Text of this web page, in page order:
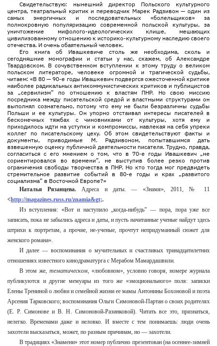
Свидетельствую: нынешний директор Польского культурного
центра, театральный критик и переводчик Марек Радзивон — один из
самых энергичных и последовательных «болельщиков» за
полнокровную популяризацию современной польской культуры, за
уничтожение мифолого-идеологических клише, мешающих
цивилизованному отношению к историко-культурному наследию своего
отечества. И очень обаятельный человек.
Его книга об Ивашкевиче столь же необходима, сколь и
сегодняшние монографии и статьи у нас, скажем, об Александре
Твардовском. В сочувственном вступлении к этому труду о великом
польском литераторе, человеке огромной и трагической судьбы,
читаем: «В 80 — 90-е годы Ивашкевич подвергся ожесточенной критике
наиболее радикальных антикоммунистических критиков и публицистов
за „сервилизм” по отношению к властям ПНР. Но свою миссию
посредника между писательской средой и властными структурами он
выполнял сознательно, потому что ему не были безразличны судьбы
Польши и ее культуры. Он упорно отстаивал интересы писателей в
бесконечных тяжбах с чиновниками от культуры, хотя ему и
приходилось идти на уступки и компромиссы, навлекая на себя упреки
коллег по писательскому цеху. Об этом свидетельствуют факты и
документы, приводимые М. Радзивоном, попытавшимся дать
взвешенную оценку публичной деятельности писателя. Трудно, правда,
согласиться с его мнением о том, что в 70-е годы Ивашкевич „не
сориентировался во времени”, не выступив более резко против
ограничения свободы творчества в ПНР. Но кто тогда мог предвидеть
стремительное развитие событий в 80-е годы и крах „развитого
социализма” в Восточной Европе?»
Наталья Рязанцева.Адреса и даты. — «Знамя», 2011, № 11
<http://magazines.russ.ru/znamia&gt;.
Из вступления: «Вот и наступило „когда-нибудь” — пора, пора уже все
записать, пока не забылись адреса и даты, и пусть начитанные ученые найдут здесь
штрихи к портретам, а прочие, не-ученые, прочтут непридуманный сюжет для
женского романа».
И далее — воспоминания о мучительных и счастливых тринадцатилетних
отношениях известного кинодраматурга с Мерабом Мамардашвили.
В этом же, тематическом, «любовном», условно говоря, номере журнала
публикуются и другие мемуары из того же «эмоционального» поля: записки
Елены Трениной о любви и семейной жизни ее мамы Антонины Бохоновой и поэта
Арсения Тарковского; воспоминания Ольги Симоновой-Партан о своих родителях
(Е. Р. Симонове и В. Н. Симоновой-Разинковой). Читать все это, признаться,
нелегко. Временами даже и неловко. И вместе с тем понимаешь: люди очень
захотели высказаться, может, по разным причинам, но — захотели.
В традициях «Знамени» этот номер публично презентован (на осеннее-зимней